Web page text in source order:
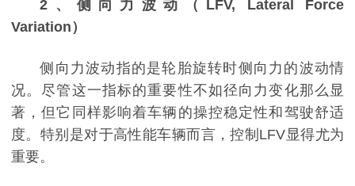
2、侧向力波动（LFV, Lateral Force
Variation）
侧向力波动指的是轮胎旋转时侧向力的波动情
况。尽管这一指标的重要性不如径向力变化那么显
著，但它同样影响着车辆的操控稳定性和驾驶舒适
度。特别是对于高性能车辆而言，控制LFV显得尤为
重要。